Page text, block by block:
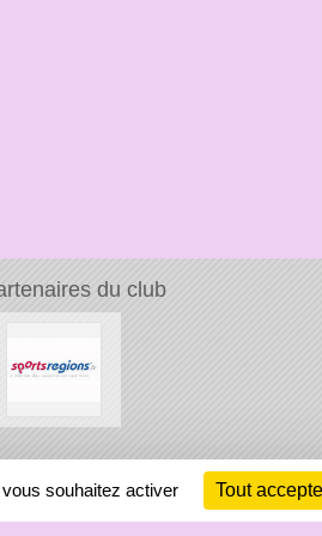
du club
souhaitez activer Tout